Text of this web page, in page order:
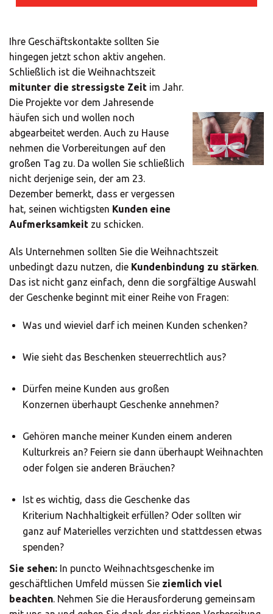
Ihre Geschäftskontakte sollten Sie
hingegen jetzt schon aktiv angehen.
Schließlich ist die Weihnachtszeit
mitunter die stressigste Zeit im Jahr.
Die Projekte vor dem Jahresende
häufen sich und wollen noch
abgearbeitet werden. Auch zu Hause
nehmen die Vorbereitungen auf den
großen Tag zu. Da wollen Sie schließlich
nicht derjenige sein, der am 23.
Dezember bemerkt, dass er vergessen
hat, seinen wichtigsten Kunden eine
Aufmerksamkeit zu schicken.
Als Unternehmen sollten Sie die Weihnachtszeit
unbedingt dazu nutzen, die Kundenbindung zu stärken
Das ist nicht ganz einfach, denn die sorgfältige Auswahl
der Geschenke beginnt mit einer Reihe von Fragen:
Was und wieviel darf ich meinen Kunden schenken?
Wie sieht das Beschenken steuerrechtlich aus?
Dürfen meine Kunden aus großen
Konzernen überhaupt Geschenke annehmen?
Gehören manche meiner Kunden einem anderen
Kulturkreis an? Feiern sie dann überhaupt Weihnachten
oder folgen sie anderen Bräuchen?
Ist es wichtig, dass die Geschenke das
Kriterium Nachhaltigkeit erfüllen? Oder sollten wir
ganz auf Materielles verzichten und stattdessen etwas
spenden?
Sie sehen: In puncto Weihnachtsgeschenke im
geschäftlichen Umfeld müssen Sie ziemlich viel
beachten . Nehmen Sie die Herausforderung gemeinsam
×
E-Book herunterladen:
Leitfaden für Kunden-
und
Wählen Sie Ihr